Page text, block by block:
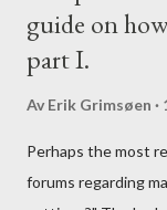
guide on
part I.
Av Erik Grimsøen
Perhaps the most
forums regarding